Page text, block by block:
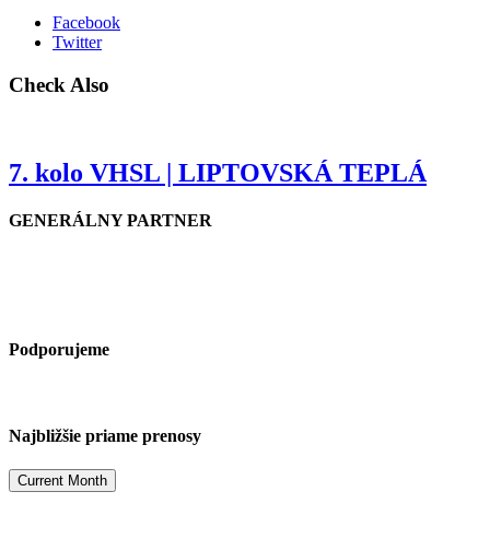
Facebook
Twitter
Check Also
7. kolo VHSL | LIPTOVSKÁ TEPLÁ
GENERÁLNY PARTNER
Podporujeme
Najbližšie priame prenosy
Current Month